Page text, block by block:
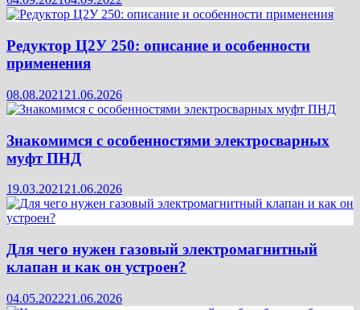
Редуктор Ц2У 250: описание и особенности
применения
08.08.2021 21.06.2026
Знакомимся с особенностями электросварных
муфт ПНД
19.03.2021 21.06.2026
Для чего нужен газовый электромагнитный
клапан и как он устроен?
04.05.202221.06.2026